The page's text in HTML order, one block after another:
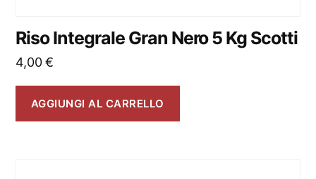
Riso Integrale Gran Nero 5 Kg Scotti
4,00€
AGGIUNGI AL CARRELLO